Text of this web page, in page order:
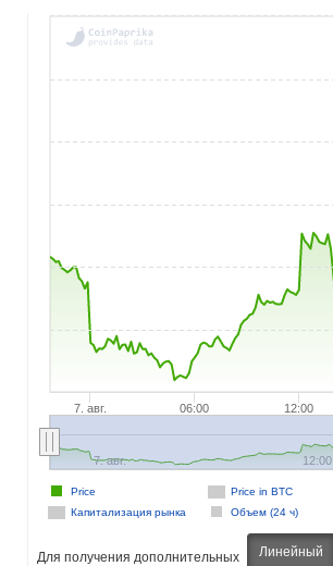
7. авг. 06:00 12:00
Price in BTC
Капитализация рынка
Объем (24 ч)
Price
7. авг. 12:00
Для получения дополнительных
Линейный